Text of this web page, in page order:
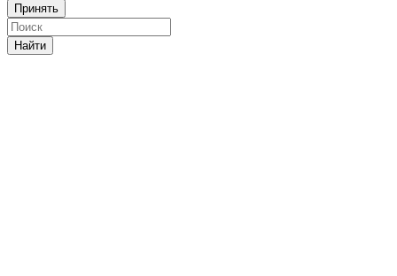
Принять
Найти